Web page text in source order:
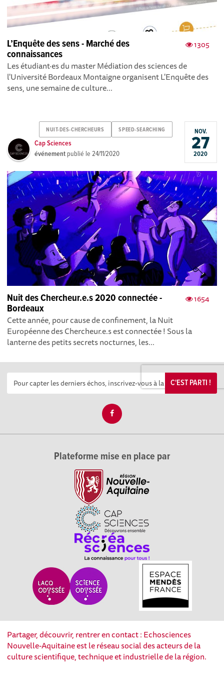
1305
L’Enquête des sens - Marché des
connaissances
Les étudiant·es du master Médiation des sciences de
l'Université Bordeaux Montaigne organisent L'Enquête des
sens, une semaine de culture...
NUIT-DES-CHERCHEURS SPEED-SEARCHING
Cap Sciences
événement publié le24/11/2020
NOV.
27
2020
1654
Nuit des Chercheur.e.s 2020 connectée -
Bordeaux
Cette année, pour cause de confinement, la Nuit
Européenne des Chercheur.e.s est connectée ! Sous la
lanterne des petits secrets nocturnes, les...
C'EST PARTI !
Plateforme mise en place par
Partager, découvrir, rentrer en contact : Echosciences
Nouvelle-Aquitaine est le réseau social des acteurs de la
culture scientifique, technique et industrielle de la région.